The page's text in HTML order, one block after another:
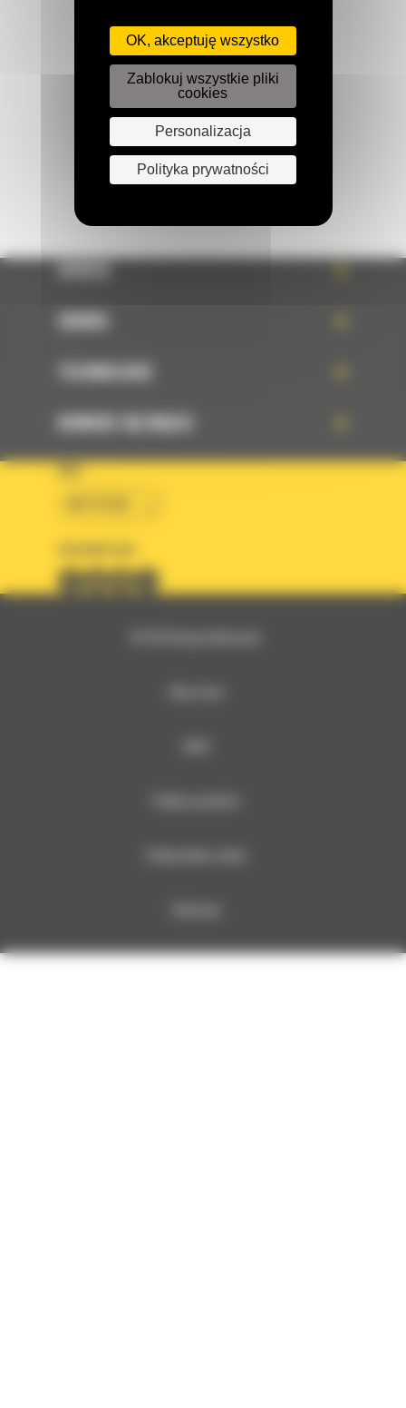
122 100 122
Napisz do nas
WYŚLIJ WIADOMOŚĆ
OFERTA
SERWIS
TECHNOLOGIE
DOWIEDZ SIĘ WIĘCEJ
KRAJ
OK, akceptuję wszystko
Zablokuj wszystkie pliki
cookies
Personalizacja
Polityka prywatności